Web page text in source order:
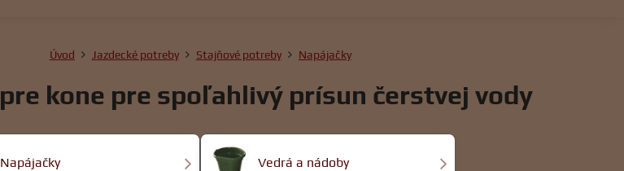
Úvod Jazdecké potreby Stajňové potreby Napájačky
kone pre spoľahlivý prísun čerstvej vody
Napájačky Vedrá a nádoby